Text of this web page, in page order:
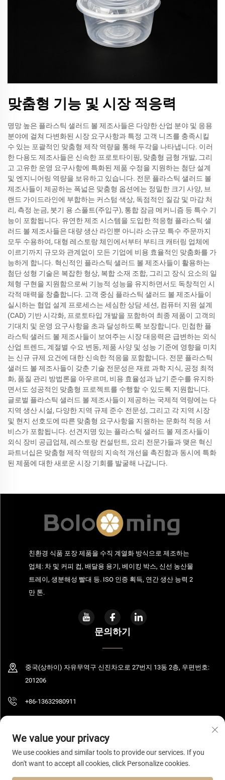
맞춤형 기능 및 시장 적응력
명망 높은 플라스틱 샐러드 볼 제조사들은 다양한 산업 분야 및 응용
분야에 걸쳐 다변화된 시장 요구사항과 특정 고객 니즈를 충족시킬
수 있는 포괄적인 맞춤형 제작 역량을 통해 두각을 나타냅니다. 이러
한 다용도 제조사들은 신속한 프로토타이핑, 맞춤형 금형 개발, 그리
고 고유한 운영 요구사항에 특화된 제품 수정을 지원하는 첨단 설계
및 엔지니어링 역량을 보유하고 있습니다. 전문 플라스틱 샐러드 볼
제조사들이 제공하는 폭넓은 맞춤형 옵션에는 정밀한 크기 사양, 브
랜드 가이드라인에 부합하는 커스텀 색상, 독점적인 질감 및 마감 처
리, 측정 눈금, 붓기 용 스풀트(주입구), 통합 잠금 메커니즘 등 특수 기
능이 포함됩니다. 유연한 제조 시스템을 도입한 적응형 플라스틱 샐
러드 볼 제조사들은 대량 생산 라인뿐 아니라 소규모 특수 주문까지
모두 수용하여, 대형 레스토랑 체인에서부터 부티크 캐터링 업체에
이르기까지 규모와 관계없이 모든 기업에 비용 효율적인 맞춤화를 가
능하게 합니다. 혁신적인 플라스틱 샐러드 볼 제조사들이 활용하는
첨단 성형 기술은 복잡한 형상, 복합 소재 조합, 그리고 장식 요소의 일
체형 구현을 지원함으로써 기능적 성능을 유지하면서도 독창적인 시
각적 매력을 창출합니다. 고객 중심 플라스틱 샐러드 볼 제조사들이
실시하는 협업 설계 프로세스는 세심한 상담 세션, 컴퓨터 지원 설계
(CAD) 기반 시각화, 프로토타입 개발을 포함하여 최종 제품이 고객의
기대치 및 운영 요구사항을 초과 달성하도록 보장합니다. 민첩한 플
라스틱 샐러드 볼 제조사들이 보여주는 시장 대응력은 급변하는 외식
산업 트렌드, 계절별 수요 변동, 제품 사양 및 성능 기준에 영향을 미치
는 신규 규제 요건에 대한 신속한 적응을 포함합니다. 전문 플라스틱
샐러드 볼 제조사들이 갖춘 기술 전문성은 재료 과학 지식, 공정 최적
화, 품질 관리 방법론을 아우르며, 비용 효율성과 납기 준수를 유지하
면서도 성공적인 맞춤형 프로젝트를 수행할 수 있도록 지원합니다.
글로벌 플라스틱 샐러드 볼 제조사들이 제공하는 국제적 역량에는 다
지역 생산 시설, 다양한 지역 규제 준수 전문성, 그리고 각 지역 시장
및 현지 선호도에 따른 맞춤형 요구사항을 지원하는 문화적 적응 서
비스가 포함됩니다. 선견지명 있는 플라스틱 샐러드 볼 제조사들이
외식 장비 공급업체, 레스토랑 컨설턴트, 요리 전문가들과 맺은 혁신
파트너십은 맞춤형 제작 역량의 지속적 개선을 촉진함과 동시에 특화
된 제품에 대한 새로운 시장 기회를 발굴해 나갑니다.
친환경 식품 포장 제품을 수직 계열화 방식으로 제조하는
업체: 차 및 커피 컵, 배달용 용기, 베이킹 박스, 신선 농산물
트레이, 생분해성 빨대 등. ISO 인증 획득, 연간 생산 능력 2
만 톤.
문의하기
중국(상하이) 자유무역구 신진차오로 27번지 13동 2층, 우편번호:
201206
+86-13632980911
저작권 © 2026 상하이 볼루밍 기술 유한공사. 모든 권리 보유. 개인정보 처리방
침
We value your privacy
We use cookies and similar tools to provide our services. If you
don't want to accept all cookies, click Personalize cookies.